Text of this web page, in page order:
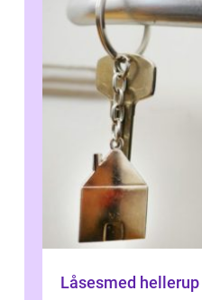
Låsesmed hellerup